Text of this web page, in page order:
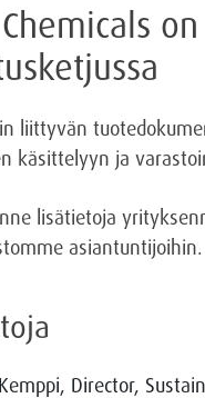
liittyvän
käsittelyyn ja
lisätietoja
asiantuntijoihin.
Director,